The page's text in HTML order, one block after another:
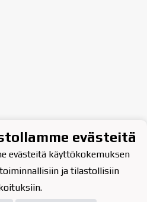
evästeitä
evästeitä käyttökokemuksen
ja tilastollisiin